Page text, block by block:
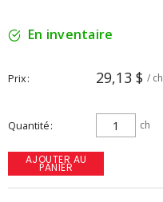
En inventaire
Prix 29,13 $ / ch
Quantité ch
AJOUTER AU
PANIER